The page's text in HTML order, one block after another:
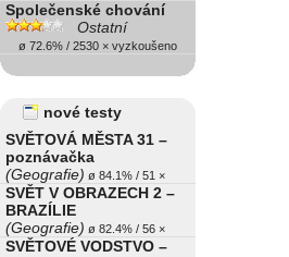
Společenské chování
Ostatní
ø 72.6% / 2530 × vyzkoušeno
nové testy
SVĚTOVÁ MĚSTA 31 –
poznávačka
(Geografie) ø 84.1% / 51 ×
SVĚT V OBRAZECH 2 –
BRAZÍLIE
(Geografie) ø 82.4% / 56 ×
SVĚTOVÉ VODSTVO –